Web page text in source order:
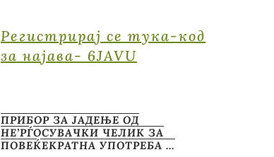
Регистрирај се тука-код
за најава- 6JAVU
ПРИБОР ЗА ЈАДЕЊЕ ОД
НЕ’РЃОСУВАЧКИ ЧЕЛИК ЗА
ПОВЕЌЕКРАТНА УПОТРЕБА …